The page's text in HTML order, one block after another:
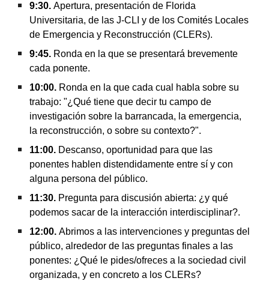
9:30.Apertura, presentación de Florida
Universitaria, de las J-CLI y de los Comités Locales
de Emergencia y Reconstrucción (CLERs).
9:45. Ronda en la que se presentará brevemente
cada ponente.
10:00. Ronda en la que cada cual habla sobre su
trabajo: "¿Qué tiene que decir tu campo de
investigación sobre la barrancada, la emergencia,
la reconstrucción, o sobre su contexto?".
11:00. Descanso, oportunidad para que las
ponentes hablen distendidamente entre sí y con
alguna persona del público.
11:30. Pregunta para discusión abierta: ¿y qué
podemos sacar de la interacción interdisciplinar?.
12:00.Abrimos a las intervenciones y preguntas del
público, alrededor de las preguntas finales a las
ponentes: ¿Qué le pides/ofreces a la sociedad civil
organizada, y en concreto a los CLERs?